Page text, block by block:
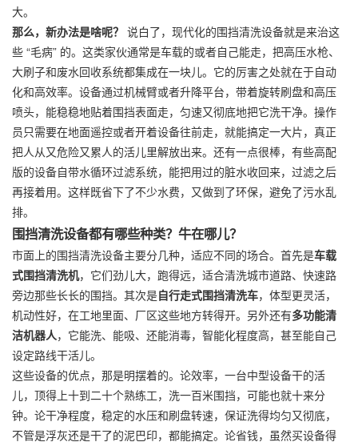
大。
那么，新办法是啥呢？ 说白了，现代化的围挡清洗设备就是来治这
些 “毛病” 的。这类家伙通常是车载的或者自己能走，把高压水枪、
大刷子和废水回收系统都集成在一块儿。它的厉害之处就在于自动
化和高效率。设备通过机械臂或者升降平台，带着旋转刷盘和高压
喷头，能稳稳地贴着围挡表面走，匀速又彻底地把它洗干净。操作
员只需要在地面遥控或者开着设备往前走，就能搞定一大片，真正
把人从又危险又累人的活儿里解放出来。还有一点很棒，有些高配
版的设备自带水循环过滤系统，能把用过的脏水收回来，过滤之后
再接着用。这样既省下了不少水费，又做到了环保，避免了污水乱
排。
围挡清洗设备都有哪些种类？牛在哪儿？
市面上的围挡清洗设备主要分几种，适应不同的场合。首先是车载
式围挡清洗机，它们劲儿大，跑得远，适合清洗城市道路、快速路
旁边那些长长的围挡。其次是自行走式围挡清洗车，体型更灵活，
机动性好，在工地里面、厂区这些地方转得开。另外还有多功能清
洁机器人，它能洗、能吸、还能消毒，智能化程度高，甚至能自己
设定路线干活儿。
这些设备的优点，那是明摆着的。论效率，一台中型设备干的活
儿，顶得上十到二十个熟练工，洗一百米围挡，可能也就十来分
钟。论干净程度，稳定的水压和刷盘转速，保证洗得均匀又彻底，
不管是浮灰还是干了的泥巴印，都能搞定。论省钱，虽然买设备得